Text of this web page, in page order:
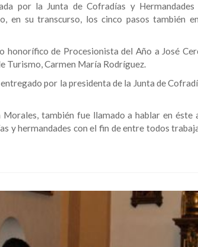
por la Junta de Cofradías y
en su transcurso, los cinco pasos también
de Procesionista del Año a José
Turismo, Carmen María Rodríguez.
por la presidenta de la Junta de
también fue llamado a hablar en éste
y hermandades con el fin de entre todos